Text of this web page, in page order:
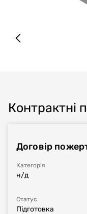
Контрактні
Договір
Категорія
н/д
Статус
Підготовка